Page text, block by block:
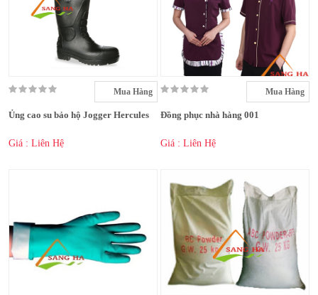
Mua Hàng
Ủng cao su bảo hộ Jogger Hercules
Giá : Liên Hệ
Mua Hàng
Đồng phục nhà hàng 001
Giá : Liên Hệ